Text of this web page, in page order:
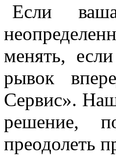
Если
менять,
рывок
Сервис».
решение,
преодолеть